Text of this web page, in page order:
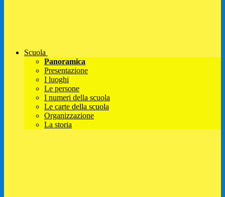
Scuola
Panoramica
Presentazione
I luoghi
Le persone
I numeri della scuola
Le carte della scuola
Organizzazione
La storia